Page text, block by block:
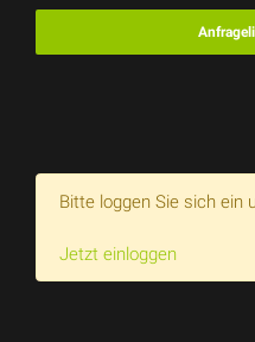
Bitte loggen Sie sich ein
Jetzt einloggen